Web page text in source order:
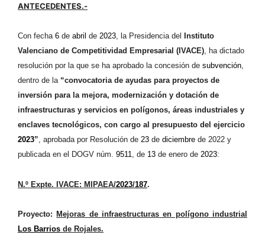
ANTECEDENTES.-
Con fecha 6 de abril de 2023, la Presidencia del
Instituto
Valenciano de Competitividad Empresarial (IVACE), ha dictado
resolución por la que se ha aprobado la concesión de subvención,
dentro de la “convocatoria de ayudas para proyectos de
inversión para la mejora, modernización y dotación de
infraestructuras y servicios en polígonos, áreas industriales y
enclaves tecnológicos, con cargo al presupuesto del ejercicio
2023”, aprobada por Resolución de 23 de diciembre de 2022 y
publicada en el DOGV núm. 9511, de 13 de enero de 2023:
N.º Expte. IVACE: MIPAEA/2023/187.
Proyecto: Mejoras de infraestructuras en polígono industrial
Los Barrios de Rojales.